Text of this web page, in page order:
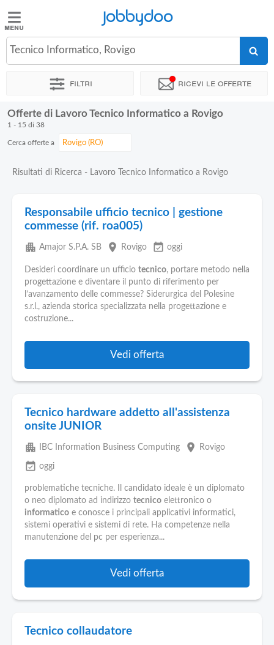
Jobbydoo
Offerte
Stipendi
professioni
Blog
Pubblica
Offerte
Aziende
Jobbydoo
Tecnico Informatico, Rovigo
Filtri Ricevi le offerte
Offerte di Lavoro Tecnico Informatico a Rovigo
1 - 15 di 38
Cerca offerte a
Risultati di Ricerca - Lavoro Tecnico Informatico a Rovigo
Responsabile ufficio tecnico | gestione
commesse (rif. roa005)
apartment Amajor S.P.A. SB place Rovigo event_available oggi
Desideri coordinare un ufficio tecnico, portare metodo nella
progettazione e diventare il punto di riferimento per
l’avanzamento delle commesse? Siderurgica del Polesine
s.r.l., azienda storica specializzata nella progettazione e
costruzione...
Vedi offerta
Tecnico hardware addetto all'assistenza
onsite JUNIOR
apartment IBC Information Business Computing place Rovigo
event_available oggi
problematiche tecniche. Il candidato ideale è un diplomato
o neo diplomato ad indirizzo tecnico elettronico o
informatico e conosce i principali applicativi informatici,
sistemi operativi e sistemi di rete. Ha competenze nella
manutenzione del pc per esperienza...
Vedi offerta
Tecnico collaudatore